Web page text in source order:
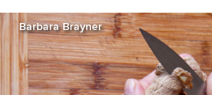
Barbara Brayner